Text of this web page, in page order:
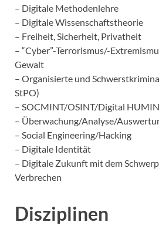
– Digitale Methodenlehre
– Digitale Wissenschaftstheorie
– Freiheit, Sicherheit, Privatheit
– “Cyber”-Terrorismus/-
Gewalt
– Organisierte und
StPO)
– SOCMINT/OSINT/Digital
– Überwachung/Analyse/
– Social Engineering/Hacking
– Digitale Identität
– Digitale Zukunft mit dem
Verbrechen
Disziplinen